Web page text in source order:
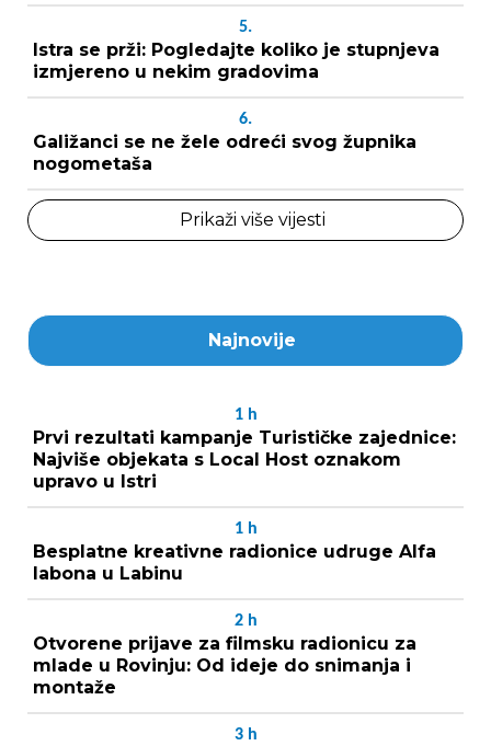
5.
Istra se prži: Pogledajte koliko je stupnjeva
izmjereno u nekim gradovima
6.
Galižanci se ne žele odreći svog župnika
nogometaša
Prikaži više vijesti
Najnovije
1 h
Prvi rezultati kampanje Turističke zajednice:
Najviše objekata s Local Host oznakom
upravo u Istri
1 h
Besplatne kreativne radionice udruge Alfa
labona u Labinu
2 h
Otvorene prijave za filmsku radionicu za
mlade u Rovinju: Od ideje do snimanja i
montaže
3 h